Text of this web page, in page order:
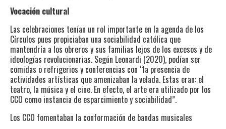
Vocación cultural
Las celebraciones tenían un rol importante en la agenda de los
Círculos pues propiciaban una sociabilidad católica que
mantendría a los obreros y sus familias lejos de los excesos y de
ideologías revolucionarias. Según Leonardi (2020), podían ser
comidas o refrigerios y conferencias con “la presencia de
actividades artísticas que amenizaban la velada. Estas eran: el
teatro, la música y el cine. En efecto, el arte era utilizado por los
CCO como instancia de esparcimiento y sociabilidad”.
Los CCO fomentaban la conformación de bandas musicales